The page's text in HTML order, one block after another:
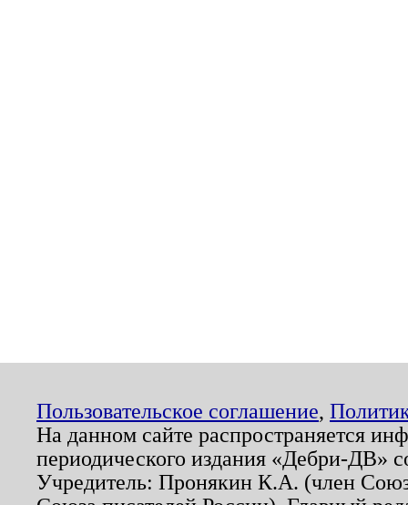
Пользовательское соглашение,
На данном сайте распространяется
периодического издания «Дебри-ДВ»
Учредитель: Пронякин К.А. (член